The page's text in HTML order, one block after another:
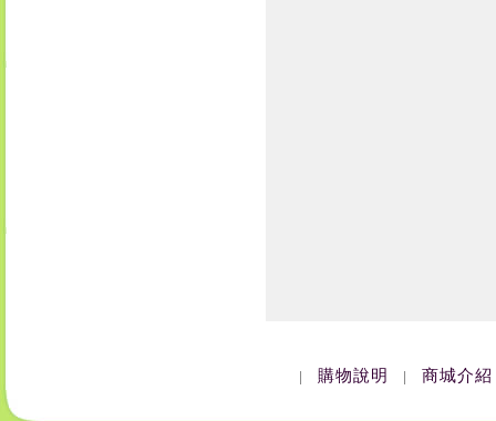
購物說明 商城介紹